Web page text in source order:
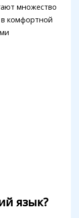
множество
комфортной
язык?